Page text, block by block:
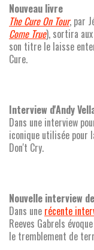
Nouveau livre
The Cure On Tour, par
Come True), sortira
son titre le laisse
Cure.
Interview d'Andy
Dans une interview
iconique utilisée pour
Don't Cry.
Nouvelle interview
Dans une récente
Reeves Gabrels
le tremblement de